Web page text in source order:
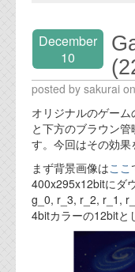
December
10
posted by sakurai
オリジナルのゲーム
と下方のブラウン
す。今回はその効果
まず背景画像はここ
400x295x12bitにダ
g_0, r_3, r_2, r_1,
4bitカラーの12bitと